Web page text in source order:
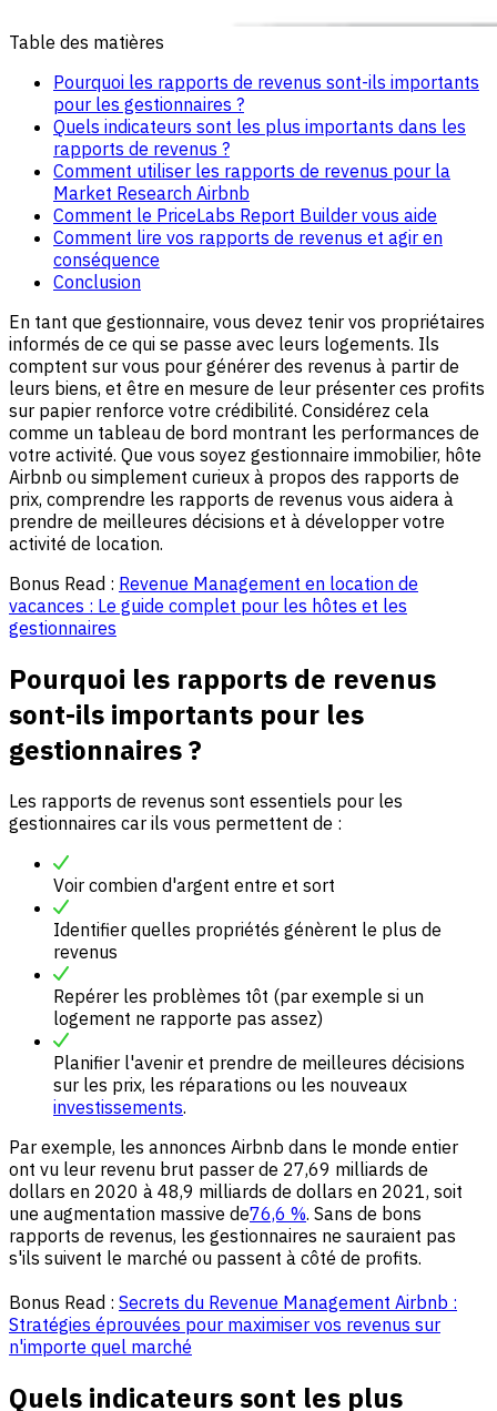
Table des matières
Pourquoi les rapports de revenus sont-ils importants
pour les gestionnaires ?
Quels indicateurs sont les plus importants dans les
rapports de revenus ?
Comment utiliser les rapports de revenus pour la
Market Research Airbnb
Comment le PriceLabs Report Builder vous aide
Comment lire vos rapports de revenus et agir en
conséquence
Conclusion
En tant que gestionnaire, vous devez tenir vos propriétaires
informés de ce qui se passe avec leurs logements. Ils
comptent sur vous pour générer des revenus à partir de
leurs biens, et être en mesure de leur présenter ces profits
sur papier renforce votre crédibilité. Considérez cela
comme un tableau de bord montrant les performances de
votre activité. Que vous soyez gestionnaire immobilier, hôte
Airbnb ou simplement curieux à propos des rapports de
prix, comprendre les rapports de revenus vous aidera à
prendre de meilleures décisions et à développer votre
activité de location.
Bonus Read : Revenue Management en location de
vacances : Le guide complet pour les hôtes et les
gestionnaires
Pourquoi les rapports de revenus
sont-ils importants pour les
gestionnaires ?
Les rapports de revenus sont essentiels pour les
gestionnaires car ils vous permettent de :
Voir combien d'argent entre et sort
Identifier quelles propriétés génèrent le plus de
revenus
Repérer les problèmes tôt (par exemple si un
logement ne rapporte pas assez)
Planifier l'avenir et prendre de meilleures décisions
sur les prix, les réparations ou les nouveaux
investissements.
Par exemple, les annonces Airbnb dans le monde entier
ont vu leur revenu brut passer de 27,69 milliards de
dollars en 2020 à 48,9 milliards de dollars en 2021, soit
une augmentation massive de76,6 %. Sans de bons
rapports de revenus, les gestionnaires ne sauraient pas
s'ils suivent le marché ou passent à côté de profits.
Bonus Read : Secrets du Revenue Management Airbnb :
Stratégies éprouvées pour maximiser vos revenus sur
n'importe quel marché
Quels indicateurs sont les plus